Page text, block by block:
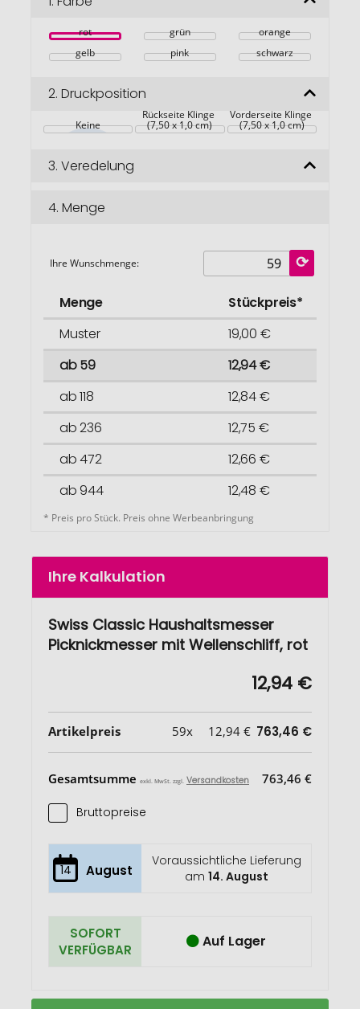
rot grün
orange
gelb
pink schwarz
2. Druckposition
Keine
Rückseite Klinge
(7,50 x 1,0 cm)
Vorderseite Klinge
(7,50 x 1,0 cm)
3. Veredelung
4. Menge
Ihre Wunschmenge:
Menge
Stückpreis*
Muster
19,00 €
ab 59
12,94 €
ab 118
12,84 €
ab 236
12,75 €
ab 472
12,66 €
ab 944
12,48 €
* Preis pro Stück. Preis ohne Werbeanbringung
Ihre Kalkulation
Swiss Classic Haushaltsmesser
Picknickmesser mit Wellenschliff, rot
12,94 €
Artikelpreis 59x 12,94 € 763,46 €
Gesamtsumme exkl. MwSt. zzgl. Versandkosten 763,46 €
Bruttopreise
14 August
Voraussichtliche Lieferung
am 14. August
SOFORT
VERFÜGBAR
Auf Lager
Swiss
Auf